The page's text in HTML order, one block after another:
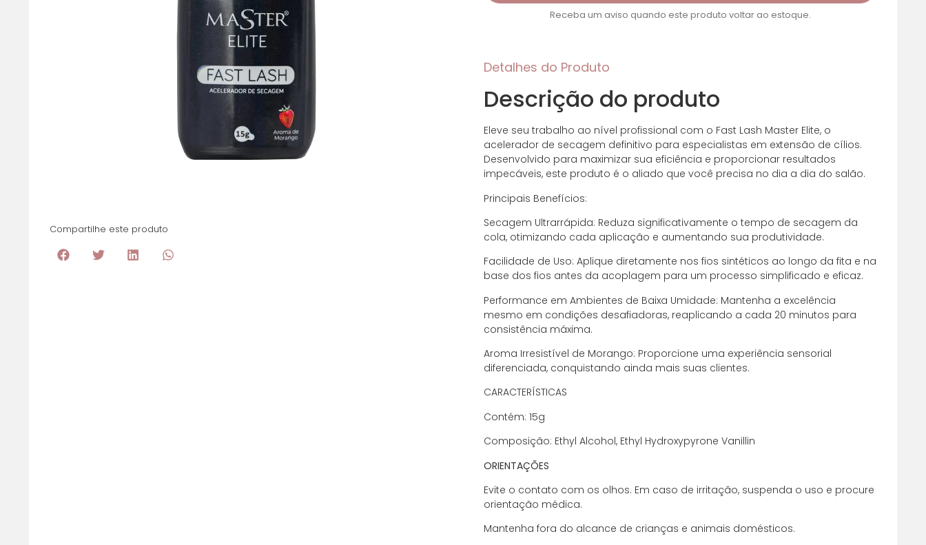
Compartilhe este produto
Receba um aviso quando este produto voltar ao estoque.
Detalhes do Produto
Descrição do produto
Eleve seu trabalho ao nível profissional com o Fast Lash Master Elite, o
acelerador de secagem definitivo para especialistas em extensão de cílios.
Desenvolvido para maximizar sua eficiência e proporcionar resultados
impecáveis, este produto é o aliado que você precisa no dia a dia do salão.
Principais Benefícios:
Secagem Ultrarrápida: Reduza significativamente o tempo de secagem da
cola, otimizando cada aplicação e aumentando sua produtividade.
Facilidade de Uso: Aplique diretamente nos fios sintéticos ao longo da fita e na
base dos fios antes da acoplagem para um processo simplificado e eficaz.
Performance em Ambientes de Baixa Umidade: Mantenha a excelência
mesmo em condições desafiadoras, reaplicando a cada 20 minutos para
consistência máxima.
Aroma Irresistível de Morango: Proporcione uma experiência sensorial
diferenciada, conquistando ainda mais suas clientes.
CARACTERÍSTICAS
Contém: 15g
Composição: Ethyl Alcohol, Ethyl Hydroxypyrone Vanillin
ORIENTAÇÕES
Evite o contato com os olhos. Em caso de irritação, suspenda o uso e procure
orientação médica.
Mantenha fora do alcance de crianças e animais domésticos.